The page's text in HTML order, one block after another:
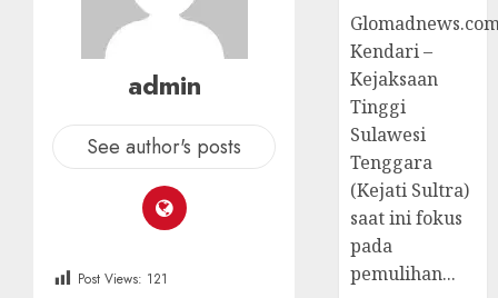
admin
See author's posts
Post Views: 121
Kendari –
Kejaksaan
Tinggi
Sulawesi
Tenggara
(Kejati Sultra)
saat ini fokus
pada
pemulihan...